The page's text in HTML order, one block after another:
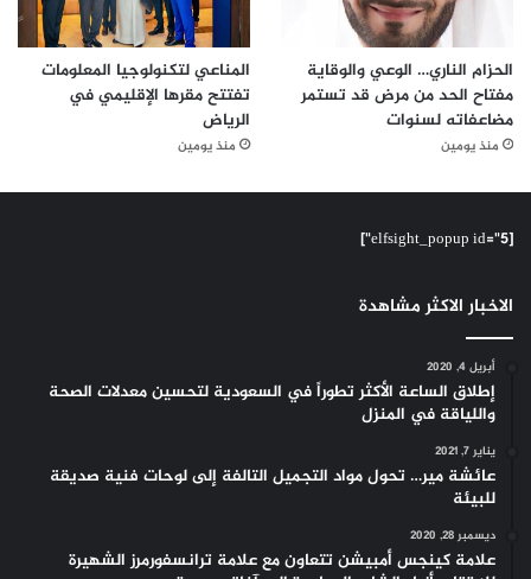
الحزام الناري… الوعي والوقاية
مفتاح الحد من مرض قد تستمر
مضاعفاته لسنوات
منذ يومين
المناعي لتكنولوجيا المعلومات
تفتتح مقرها الإقليمي في
الرياض
منذ يومين
[elfsight_popup id="5"]
الاخبار الاكثر مشاهدة
أبريل 4, 2020
إطلاق الساعة الأكثر تطوراً في السعودية لتحسين معدلات الصحة
واللياقة في المنزل
يناير 7, 2021
عائشة مير… تحول مواد التجميل التالفة إلى لوحات فنية صديقة
للبيئة
ديسمبر 28, 2020
علامة كينجس أمبيشن تتعاون مع علامة ترانسفورمرز الشهيرة